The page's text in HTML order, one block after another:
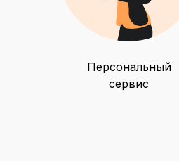
Персональный
сервис